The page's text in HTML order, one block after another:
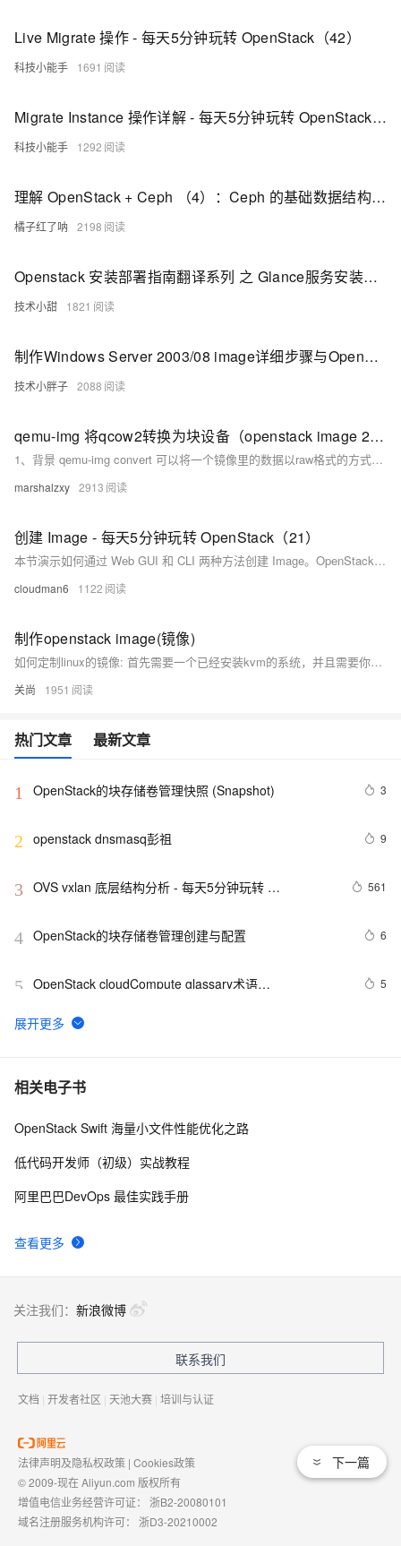
Live Migrate 操作 - 每天5分钟玩转 OpenStack（42）
科技小能手 1691
Migrate Instance 操作详解 - 每天5分钟玩转 OpenStack（40）
科技小能手 1292
理解 OpenStack + Ceph （4）：Ceph 的基础数据结构 [Pool, Image, Snapshot, Clone]
橘子红了呐 2198
Openstack 安装部署指南翻译系列 之 Glance服务安装（Image）
技术小甜 1821
制作Windows Server 2003/08 image详细步骤与OpenStack介绍
技术小胖子 2088
qemu-img 将qcow2转换为块设备（openstack image 2 volume）中的瘦供给
1、背景 qemu-img convert 可以将一个镜像里的数据以raw格式的方式写入一个块设备 这里一定要注意，如果convert目标是一个块设备，一定必须带-t none（以及上文中的参数）标记。
marshalzxy 2913
创建 Image - 每天5分钟玩转 OpenStack（21）
本节演示如何通过 Web GUI 和 CLI 两种方法创建 Image。OpenStack 为终端用户提供了 Web UI（Horizon）和命令行 CLI 两种交换界面。两种方式我们都要会用。
cloudman6 1122
制作openstack image(镜像)
如何定制linux的镜像: 首先需要一个已经安装kvm的系统，并且需要你所要创建的虚拟主机的Iso镜像。如何安装 kvm我这就不说了。 如果查看这个系统安装KVM了呢：ifconfig 看到这个网卡，说明已经安装了。
关尚 1951
热门文章 最新文章
1 3
2 openstack dnsmasq彭祖 9
3 OVS vxlan 底层结构分析 - 每天5分钟玩转
561
4 6
5 OpenStack cloudCompute glassary术语
5
6
云计算|OpenStack|社区版OpenStack安装部署文档（十
7 instance “error” 了怎么办？- 每天5分钟玩转
8 云计算|OpenStack|社区版OpenStack---基本概念科普
Ok
OpenStack（129）
相关电子书
查看更多
OpenStack Swift 海量小文件性能优化之路
低代码开发师（初级）实战教程
阿里巴巴DevOps 最佳实践手册
下一篇
关注我们： 新浪微博
联系我们
文档 | 开发者社区 | 天池大赛 | 培训与认证
法律声明及隐私权政策 | Cookies政策
© 2009-现在 Aliyun.com 版权所有
增值电信业务经营许可证： 浙B2-20080101
域名注册服务机构许可： 浙D3-20210002